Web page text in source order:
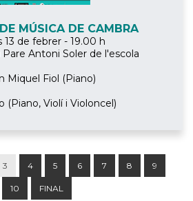
MÚSICA DE CAMBRA
13 de febrer - 19.00 h
Pare Antoni Soler de l'escola
Miquel Fiol (Piano)
(Piano, Violí i Violoncel)
3 4 5 6 7 8 9
10 FINAL